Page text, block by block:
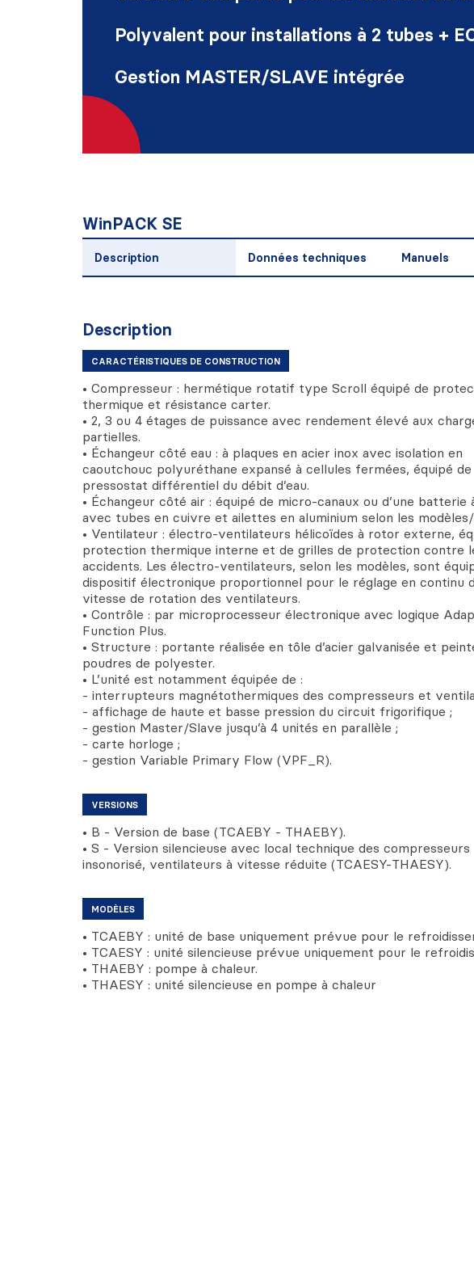
Polyvalent pour installations à 2 tubes +
Gestion MASTER/SLAVE intégrée
WinPACK SE
Description Données techniques Manuels
Description
CARACTÉRISTIQUES DE CONSTRUCTION
• Compresseur : hermétique rotatif type Scroll équipé de
thermique et résistance carter.
• 2, 3 ou 4 étages de puissance avec rendement élevé aux
partielles.
• Échangeur côté eau : à plaques en acier inox avec isolation en
caoutchouc polyuréthane expansé à cellules fermées, équipé de
pressostat différentiel du débit d’eau.
• Échangeur côté air : équipé de micro-canaux ou d’une batterie
avec tubes en cuivre et ailettes en aluminium selon les
• Ventilateur : électro-ventilateurs hélicoïdes à rotor externe,
protection thermique interne et de grilles de protection contre
accidents. Les électro-ventilateurs, selon les modèles, sont
dispositif électronique proportionnel pour le réglage en continu
vitesse de rotation des ventilateurs.
• Contrôle : par microprocesseur électronique avec logique
Function Plus.
• Structure : portante réalisée en tôle d’acier galvanisée et
poudres de polyester.
• L’unité est notamment équipée de :
- interrupteurs magnétothermiques des compresseurs et
- affichage de haute et basse pression du circuit frigorifique ;
- gestion Master/Slave jusqu’à 4 unités en parallèle ;
- carte horloge ;
- gestion Variable Primary Flow (VPF_R).
VERSIONS
• B - Version de base (TCAEBY - THAEBY).
• S - Version silencieuse avec local technique des compresseurs
insonorisé, ventilateurs à vitesse réduite (TCAESY-THAESY).
MODÈLES
• TCAEBY : unité de base uniquement prévue pour le
• TCAESY : unité silencieuse prévue uniquement pour le
• THAEBY : pompe à chaleur.
• THAESY : unité silencieuse en pompe à chaleur